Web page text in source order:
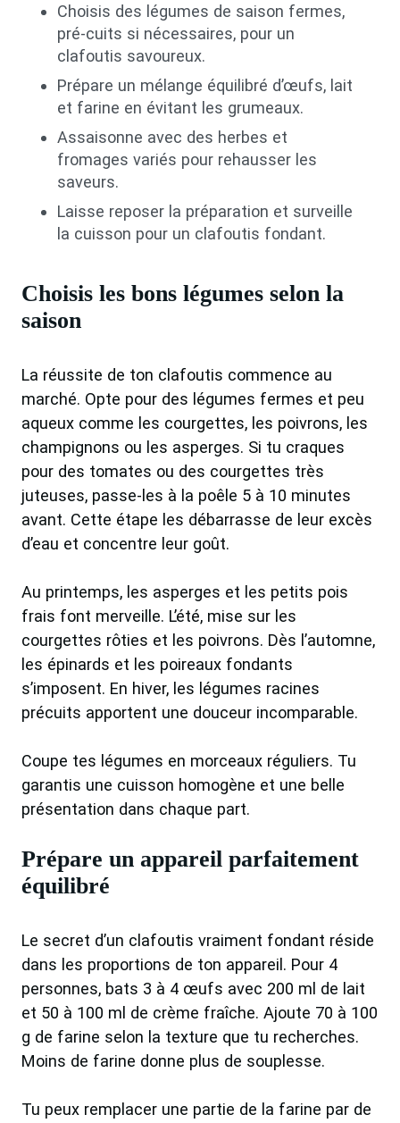
Choisis des légumes de saison fermes,
pré-cuits si nécessaires, pour un
clafoutis savoureux.
Prépare un mélange équilibré d’œufs, lait
et farine en évitant les grumeaux.
Assaisonne avec des herbes et
fromages variés pour rehausser les
saveurs.
Laisse reposer la préparation et surveille
la cuisson pour un clafoutis fondant.
Choisis les bons légumes selon la
saison
La réussite de ton clafoutis commence au
marché. Opte pour des légumes fermes et peu
aqueux comme les courgettes, les poivrons, les
champignons ou les asperges. Si tu craques
pour des tomates ou des courgettes très
juteuses, passe-les à la poêle 5 à 10 minutes
avant. Cette étape les débarrasse de leur excès
d’eau et concentre leur goût.
Au printemps, les asperges et les petits pois
frais font merveille. L’été, mise sur les
courgettes rôties et les poivrons. Dès l’automne,
les épinards et les poireaux fondants
s’imposent. En hiver, les légumes racines
précuits apportent une douceur incomparable.
Coupe tes légumes en morceaux réguliers. Tu
garantis une cuisson homogène et une belle
présentation dans chaque part.
Prépare un appareil parfaitement
équilibré
Le secret d’un clafoutis vraiment fondant réside
dans les proportions de ton appareil. Pour 4
personnes, bats 3 à 4 œufs avec 200 ml de lait
et 50 à 100 ml de crème fraîche. Ajoute 70 à 100
g de farine selon la texture que tu recherches.
Moins de farine donne plus de souplesse.
Tu peux remplacer une partie de la farine par de